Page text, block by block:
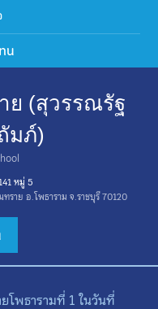
กัน
กา
ด็ก
ง
อด
ห้
พื่อ
ย (สุวรรณรัฐ
มภ์)
หมู่ 5
ราย อ.โพธาราม จ.ราชบุรี 70120
โพธารามที่ 1 ในวันที่